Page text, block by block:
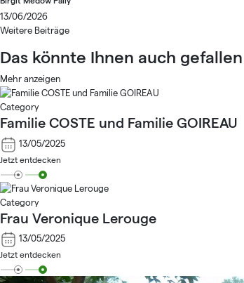
13/06/2026
Weitere Beiträge
Das könnte Ihnen auch gefallen
Mehr anzeigen
Category
Familie COSTE und Familie GOIREAU
13/05/2025
Jetzt entdecken
Category
Frau Veronique Lerouge
13/05/2025
Jetzt entdecken